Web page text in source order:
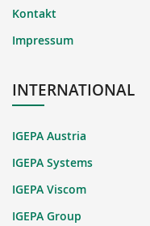
Kontakt
Impressum
INTERNATIONAL
IGEPA Austria
IGEPA Systems
IGEPA Viscom
IGEPA Group